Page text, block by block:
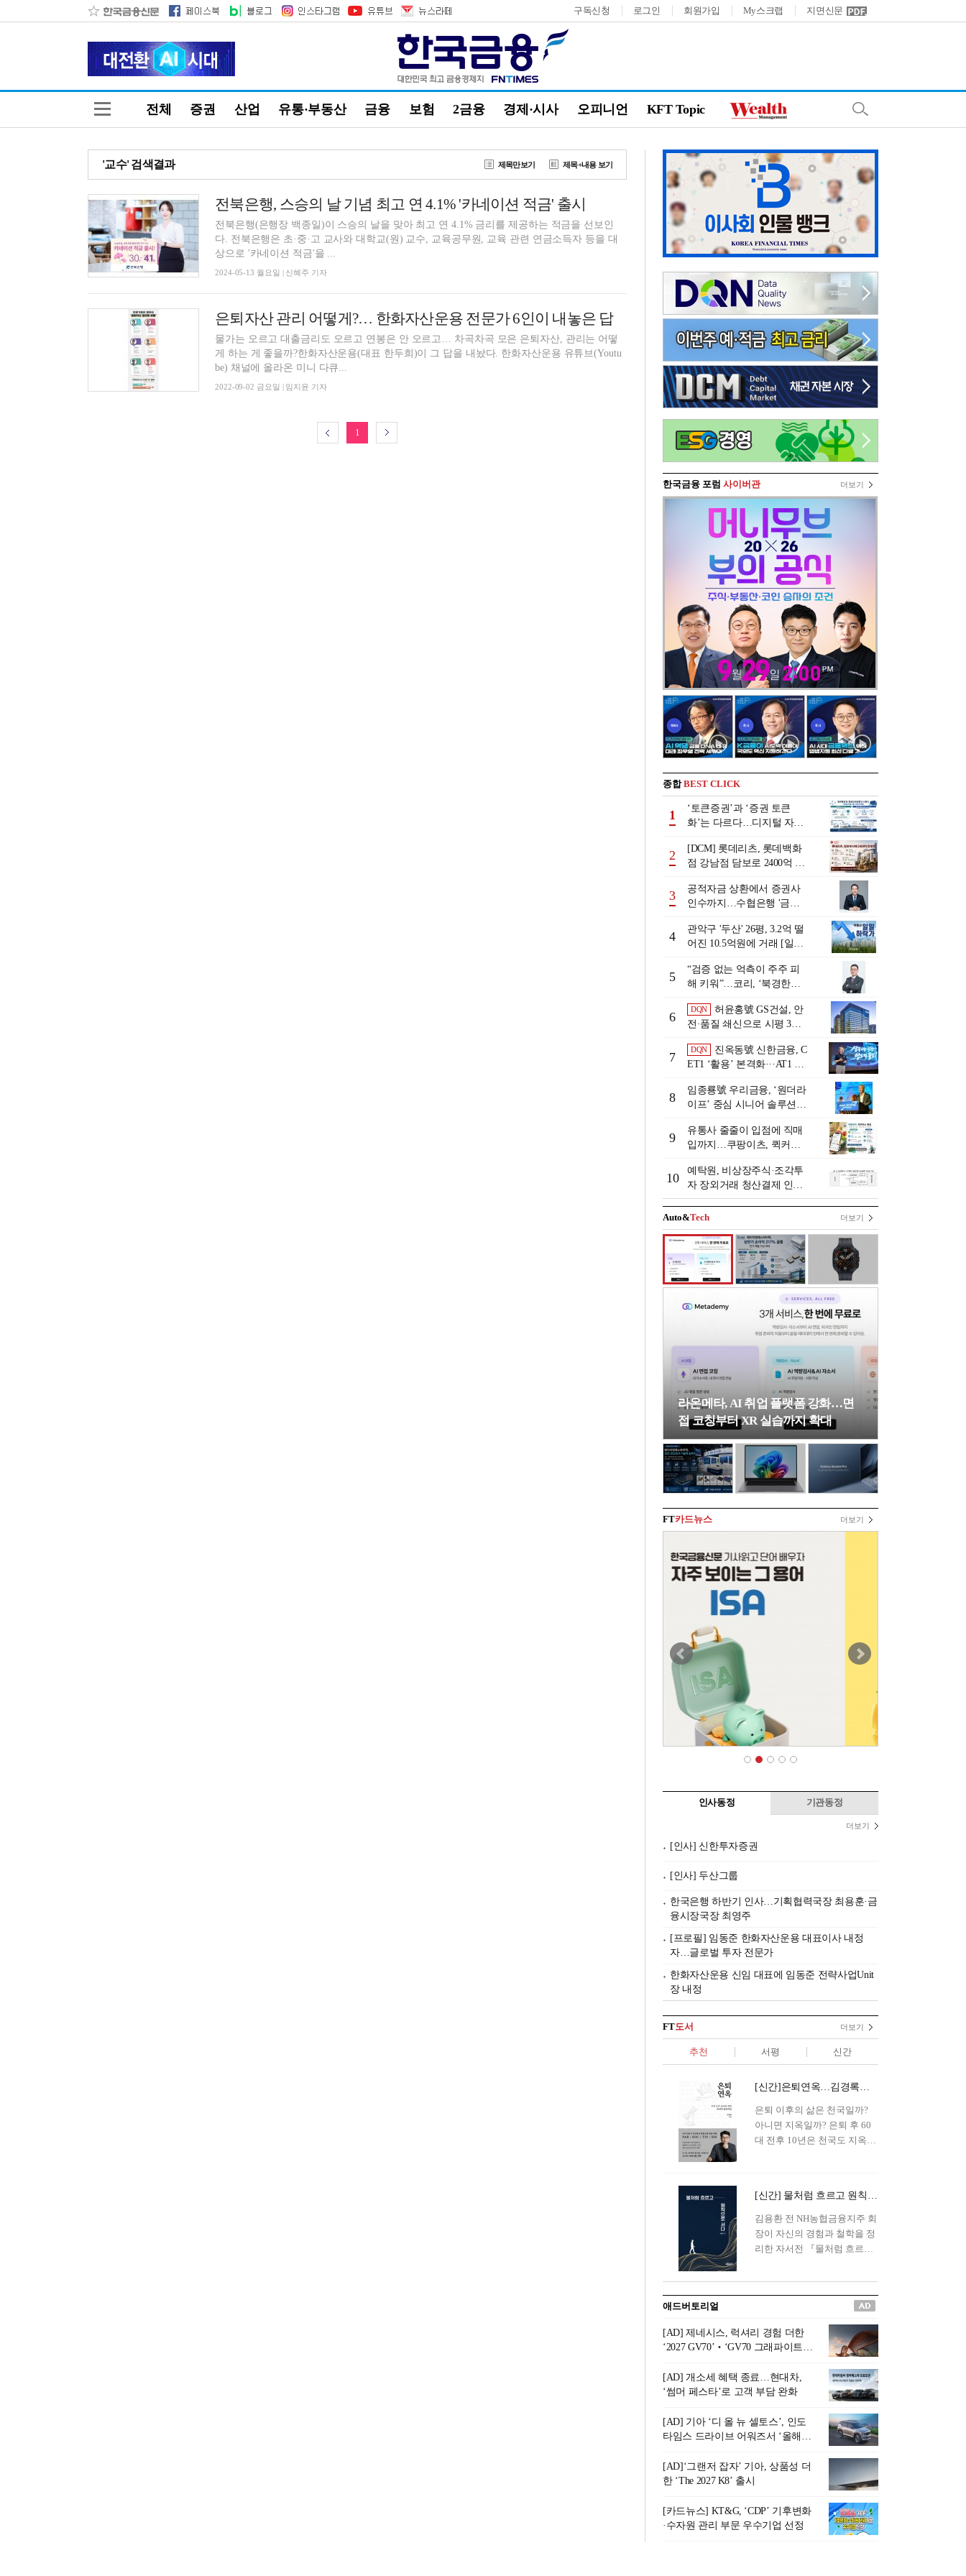
구독신청 로그인 회원가입 My스크랩 지면신문
전체 증권 산업 유통·부동산 금융 보험 2금융 경제·시사 오피니언 KFT Topic
'교수' 검색결과 제목만보기 제목+내용 보기
전북은행, 스승의 날 기념 최고 연 4.1% '카네이션 적금' 출시
전북은행(은행장 백종일)이 스승의 날을 맞아 최고 연 4.1% 금리를 제공하는 적금을 선보인
다. 전북은행은 초·중·고 교사와 대학교(원) 교수, 교육공무원, 교육 관련 연금소득자 등을 대
상으로 '카네이션 적금'을 ...
2024-05-13 월요일 | 신혜주 기자
은퇴자산 관리 어떻게?… 한화자산운용 전문가 6인이 내놓은 답
물가는 오르고 대출금리도 오르고 연봉은 안 오르고… 차곡차곡 모은 은퇴자산, 관리는 어떻
게 하는 게 좋을까?한화자산운용(대표 한두희)이 그 답을 내놨다. 한화자산운용 유튜브(Youtu
be) 채널에 올라온 미니 다큐...
2022-09-02 금요일 | 임지윤 기자
1
한국금융 포럼 사이버관 더보기
종합BEST CLICK
1
‘토큰증권’과 ‘증권 토큰
화’는 다르다…디지털 자본
2
[DCM] 롯데리츠, 롯데백화
점 강남점 담보로 2400억 조
3
공적자금 상환에서 증권사
인수까지…수협은행 '금융
행 금융그룹의 꿈①]
4
관악구 '두산' 26평, 3.2억 떨
어진 10.5억원에 거래 [일일
5
“검증 없는 억측이 주주 피
해 키워”…코리, ‘북경한미
6
DQN
허윤홍號 GS건설, 안
전·품질 쇄신으로 시평 3위
7
DQN
진옥동號 신한금융, C
ET1 ‘활용’ 본격화···AT1 늘
view]
8
임종룡號 우리금융, ‘원더라
이프’ 중심 시니어 솔루션
[금융 시니어 비즈니스 돋보
기]
9
유통사 줄줄이 입점에 직매
입까지…쿠팡이츠, 퀵커머
10
예탁원, 비상장주식·조각투
자 장외거래 청산결제 인프
라 구축 착수
Auto&Tech 더보기
라온메타, AI 취업 플랫폼 강화…면
접 코칭부터 XR 실습까지 확대
FT카드뉴스 더보기
인사동정 기관동정
더보기
[인사] 신한투자증권
[인사] 두산그룹
한국은행 하반기 인사…기획협력국장 최용훈·금
융시장국장 최영주
[프로필] 임동준 한화자산운용 대표이사 내정
자…글로벌 투자 전문가
한화자산운용 신임 대표에 임동준 전략사업Unit
장 내정
FT도서 더보기
추천 서평 신간
[신간]은퇴연옥…김경록의 은퇴 후 삶의 나침반
은퇴 이후의 삶은 천국일까?
아니면 지옥일까? 은퇴 후 60
대 전후 10년은 천국도 지옥도
은퇴 설계를 가이드해 온 김경
록 옵투스자산운용의 고문이
신간 『은퇴연옥』을 내놓았
다.단테는 지옥을 '모든 희망을
록 고문은 새로운 시각을 제시
0년의 과도기는 지옥이 아니라
정화와 성장의 공간인 ‘은퇴연
옥(Purgatory)’이라는 것이다.
연옥은 고통스럽지만 끝이 있
으며, 준비를 통해 천국으로 나
아갈 수 있는 희망의 장소라고
말한
[신간] 물처럼 흐르고 원칙으로 서다…김용환의 통찰을 담다
김용환 전 NH농협금융지주 회
장이 자신의 경험과 철학을 정
리한 자서전 『물처럼 흐르고
통 관료 출신으로 한국 금융의
주요 변곡점마다 중요한 역할
을 하고 금융 경영인으로서 큰
족적을 남긴 김 전 회장이 후배
세대에게 전하는 삶의 조언을
담은 인생 노트다.『물처럼 흐
르고 원칙으로 서다』는 단순
한 자서전을 넘어, 실패를 두려
워하지 않는 용기와 자신에 대
한 믿음이 어떻게 삶을 풍요롭
게 만드는지를 보여주는 지혜
의 보고로 평가된다.김용환 전
회장은 “인생의 목표가 크더라
도 조급해하지 말고 작은 것부
터 하나 하나 성취해 나가
라”고 조언한다. 뼈아픈 실패
조차 성공의 뼈대가 된다는 긍
애드버토리얼
[AD] 제네시스, 럭셔리 경험 더한
‘2027 GV70’‧‘GV70 그래파이트’
[AD] 개소세 혜택 종료…현대차,
‘썸머 페스타’로 고객 부담 완화
[AD] 기아 ‘디 올 뉴 셀토스’, 인도
타임스 드라이브 어워즈서 ‘올해의
[AD]‘그랜저 잡자’ 기아, 상품성 더
한 ‘The 2027 K8’ 출시
[카드뉴스] KT&G, ‘CDP’ 기후변화
·수자원 관리 부문 우수기업 선정